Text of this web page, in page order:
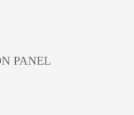
PANEL